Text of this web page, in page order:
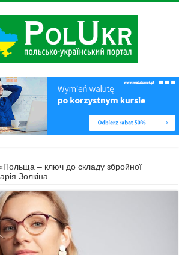
– ключ до складу збройної
Золкіна